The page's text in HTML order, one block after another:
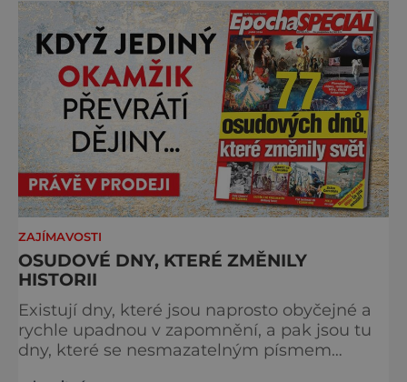
Můstek si dodnes uchovává syrový horský
charakter, klid a zvláštní atmosféru
šumavských hřebenů, kde se střídá hustý les
ZAJÍMAVOSTI
OSUDOVÉ DNY, KTERÉ ZMĚNILY
HISTORII
Existují dny, které jsou naprosto obyčejné a
rychle upadnou v zapomnění, a pak jsou tu
dny, které se nesmazatelným písmem